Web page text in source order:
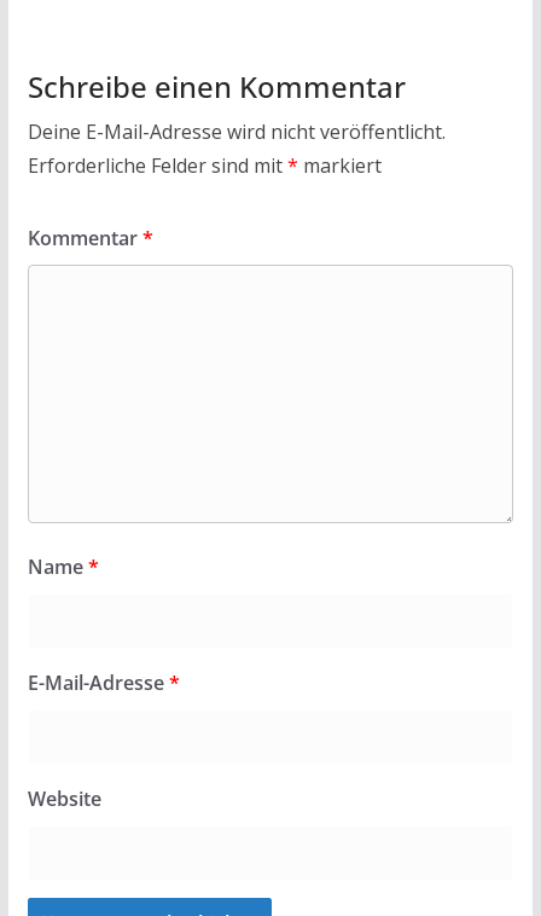
Schreibe einen Kommentar
Deine E-Mail-Adresse wird nicht veröffentlicht.
Erforderliche Felder sind mit* markiert
Kommentar*
Name*
E-Mail-Adresse*
Website